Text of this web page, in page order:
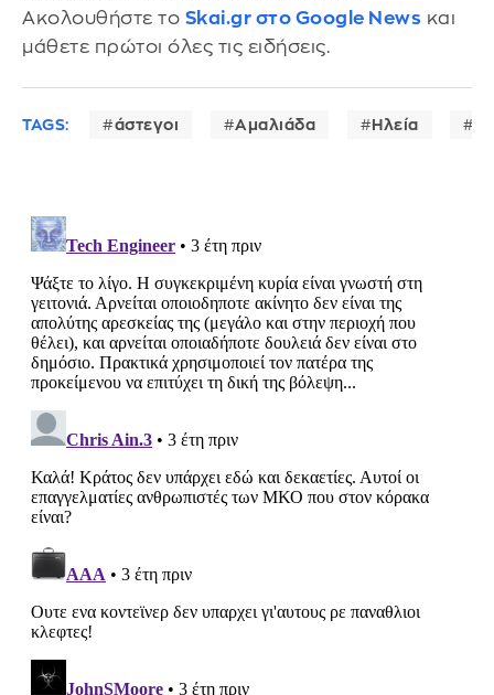
Ακολουθήστε το Skai.gr στο Google News και
μάθετε πρώτοι όλες τις ειδήσεις.
TAGS: άστεγοι Αμαλιάδα Ηλεία